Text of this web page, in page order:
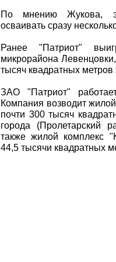
По мнению Жукова,
осваивать сразу
Ранее "Патриот"
микрорайона
тысяч квадратных метров
ЗАО "Патриот"
Компания возводит
почти 300 тысяч
города (Пролетарский
также жилой комплекс
44,5 тысячи квадратных